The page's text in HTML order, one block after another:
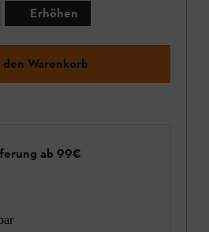
Erhöhen
den Warenkorb
ab 99€